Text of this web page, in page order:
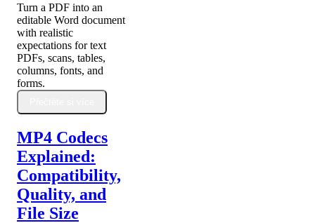
Turn a PDF into an
editable Word document
with realistic
expectations for text
PDFs, scans, tables,
columns, fonts, and
forms.
MP4 Codecs
Explained:
Compatibility,
Quality, and
File Size